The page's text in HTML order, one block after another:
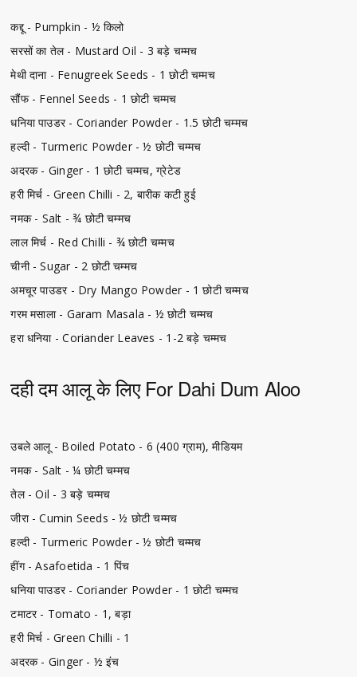
कद्दू - Pumpkin - ½ किलो
सरसों का तेल - Mustard Oil - 3 बड़े चम्मच
मेथी दाना - Fenugreek Seeds - 1 छोटी चम्मच
सौंफ - Fennel Seeds - 1 छोटी चम्मच
धनिया पाउडर - Coriander Powder - 1.5 छोटी चम्मच
हल्दी - Turmeric Powder - ½ छोटी चम्मच
अदरक - Ginger - 1 छोटी चम्मच, ग्रेटेड
हरी मिर्च - Green Chilli - 2, बारीक कटी हुई
नमक - Salt - ¾ छोटी चम्मच
लाल मिर्च - Red Chilli - ¾ छोटी चम्मच
चीनी - Sugar - 2 छोटी चम्मच
अमचूर पाउडर - Dry Mango Powder - 1 छोटी चम्मच
गरम मसाला - Garam Masala - ½ छोटी चम्मच
हरा धनिया - Coriander Leaves - 1-2 बड़े चम्मच
दही दम आलू के लिए For Dahi Dum Aloo
उबले आलू - Boiled Potato - 6 (400 ग्राम), मीडियम
नमक - Salt - ¼ छोटी चम्मच
तेल - Oil - 3 बड़े चम्मच
जीरा - Cumin Seeds - ½ छोटी चम्मच
हल्दी - Turmeric Powder - ½ छोटी चम्मच
हींग - Asafoetida - 1 पिंच
धनिया पाउडर - Coriander Powder - 1 छोटी चम्मच
टमाटर - Tomato - 1, बड़ा
हरी मिर्च - Green Chilli - 1
अदरक - Ginger - ½ इंच